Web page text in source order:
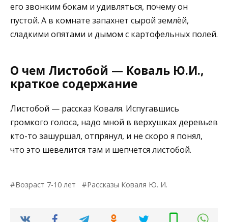
его звонким бокам и удивляться, почему он
пустой. А в комнате запахнет сырой землёй,
сладкими опятами и дымом с картофельных полей.
О чем Листобой — Коваль Ю.И.,
краткое содержание
Листобой — рассказ Коваля. Испугавшись
громкого голоса, надо мной в верхушках деревьев
кто-то зашуршал, отпрянул, и не скоро я понял,
что это шевелится там и шепчется листобой.
Возраст 7-10 лет Рассказы Коваля Ю. И.